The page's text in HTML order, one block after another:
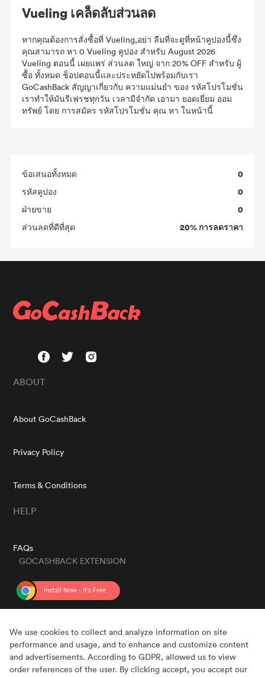
Vueling เคล็ดลับส่วนลด
หากคุณต้องการสั่งซื้อที่ Vueling,อย่า ลืมที่จะดูที่หน้าคูปองนี้ซึ่ง
คุณสามารถ หา 0 Vueling คูปอง สำหรับ August 2026
Vueling ตอนนี้ เผยแพร่ ส่วนลด ใหญ่ จาก 20% OFF สำหรับ ผู้
ซื้อ ทั้งหมด ช็อปตอนนี้และประหยัดไปพร้อมกับเรา
GoCashBack สัญญาเกี่ยวกับ ความแม่นยำ ของ รหัสโปรโมชั่น
เราทำให้มันรีเฟรชทุกวัน เวลามีจำกัด เอามา ยอดเยี่ยม ออม
ทรัพย์ โดย การสมัคร รหัสโปรโมชั่น คุณ หา ในหน้านี้
ข้อเสนอทั้งหมด 0
รหัสคูปอง 0
ฝ่ายขาย 0
ส่วนลดที่ดีที่สุด 20% การลดราคา
ABOUT
About GoCashBack
Privacy Policy
Terms & Conditions
HELP
FAQs
GOCASHBACK EXTENSION
We use cookies to collect and analyze information on site
performance and usage, and to enhance and customize content
and advertisements. According to GDPR, allowed us to view
order references of the user. By clicking accept, you accept our